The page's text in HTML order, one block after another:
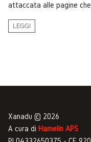
attaccata alle pagine
LEGGI
Xanadu © 2026
A cura di Hamelin APS